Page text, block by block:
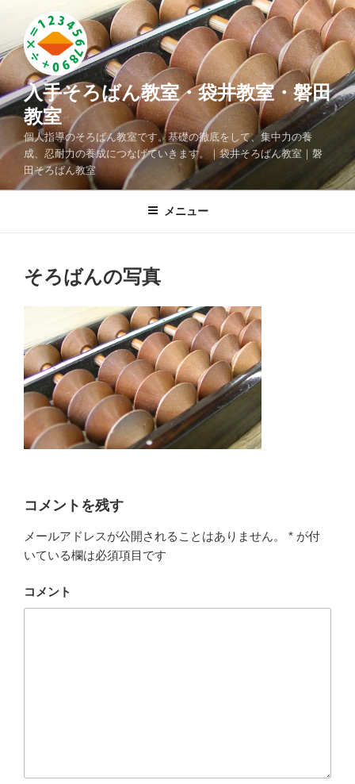
テ
ン
ツ
へ
ス
ッ
入手そろばん教室・袋井教室・磐田
教室
個人指導のそろばん教室です。基礎の徹底をして、集中力の養
成、忍耐力の養成につなげていきます。｜袋井そろばん教室｜磐
田そろばん教室
メニュー
そろばんの写真
コメントを残す
メールアドレスが公開されることはありません。 * が付
いている欄は必須項目です
コメント